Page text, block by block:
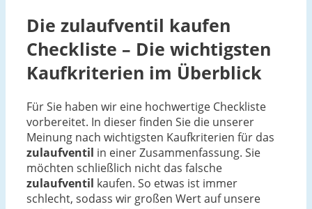
Die zulaufventil kaufen
Checkliste – Die wichtigsten
Kaufkriterien im Überblick
Für Sie haben wir eine hochwertige Checkliste
vorbereitet. In dieser finden Sie die unserer
Meinung nach wichtigsten Kaufkriterien für das
zulaufventil in einer Zusammenfassung. Sie
möchten schließlich nicht das falsche
zulaufventil kaufen. So etwas ist immer
schlecht, sodass wir großen Wert auf unsere